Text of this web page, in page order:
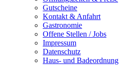
Gutscheine
Kontakt & Anfahrt
Gastronomie
Offene Stellen / Jobs
Impressum
Datenschutz
Haus- und Badeordnung